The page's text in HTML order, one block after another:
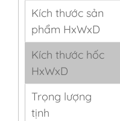
Kích thước sản
phẩm HxWxD
Kích thước hốc
HxWxD
Trọng lượng
tịnh